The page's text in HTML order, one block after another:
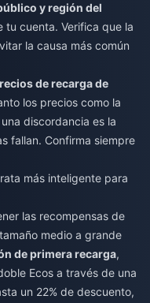
y región del
tu cuenta. Verifica que la
la causa más común
de recarga de
los precios como la
discordancia es la
fallan. Confirma siempre
más inteligente para
las recompensas de
medio a grande
de primera recarga,
Ecos a través de una
un 22% de descuento,